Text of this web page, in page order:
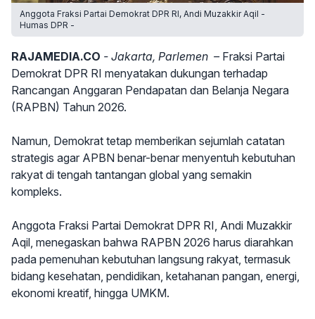
Anggota Fraksi Partai Demokrat DPR RI, Andi Muzakkir Aqil -
Humas DPR -
RAJAMEDIA.CO - Jakarta, Parlemen – Fraksi Partai
Demokrat DPR RI menyatakan dukungan terhadap
Rancangan Anggaran Pendapatan dan Belanja Negara
(RAPBN) Tahun 2026.
Namun, Demokrat tetap memberikan sejumlah catatan
strategis agar APBN benar-benar menyentuh kebutuhan
rakyat di tengah tantangan global yang semakin
kompleks.
Anggota Fraksi Partai Demokrat DPR RI, Andi Muzakkir
Aqil, menegaskan bahwa RAPBN 2026 harus diarahkan
pada pemenuhan kebutuhan langsung rakyat, termasuk
bidang kesehatan, pendidikan, ketahanan pangan, energi,
ekonomi kreatif, hingga UMKM.